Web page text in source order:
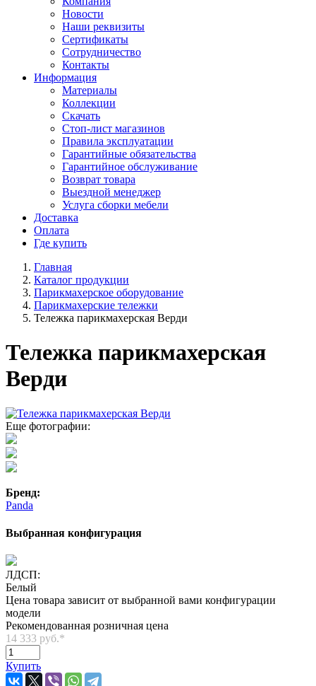
Новости
Наши реквизиты
Сертификаты
Сотрудничество
Контакты
Информация
Материалы
Коллекции
Скачать
Стоп-лист магазинов
Правила эксплуатации
Гарантийные обязательства
Гарантийное обслуживание
Возврат товара
Выездной менеджер
Услуга сборки мебели
Доставка
Оплата
Где купить
Главная
Каталог продукции
Парикмахерское оборудование
Парикмахерские тележки
Тележка парикмахерская Верди
Тележка парикмахерская
Верди
Еще фотографии:
Бренд:
Panda
Выбранная конфигурация
ЛДСП:
Белый
Цена товара зависит от выбранной вами конфигурации
модели
Рекомендованная розничная цена
14 333 руб.*
Купить